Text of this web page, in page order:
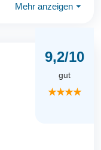
Mehr anzeigen ⏷
9,2/10
gut
★★★★